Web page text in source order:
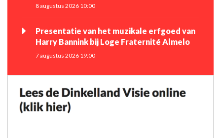
8 augustus 2026 10:00
Presentatie van het muzikale erfgoed van
Harry Bannink bij Loge Fraternité Almelo
7 augustus 2026 19:00